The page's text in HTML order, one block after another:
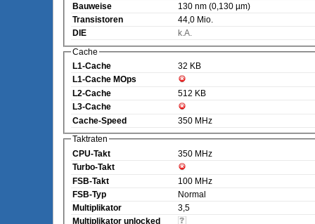
Bauweise
130 nm (0,130 µm)
Transistoren
44,0 Mio.
DIE
k.A.
Cache
L1-Cache
32 KB
L1-Cache MOps
L2-Cache
512 KB
L3-Cache
Cache-Speed
350 MHz
Taktraten
CPU-Takt
350 MHz
Turbo-Takt
FSB-Takt
100 MHz
FSB-Typ
Normal
Multiplikator
3,5
Multiplikator unlocked